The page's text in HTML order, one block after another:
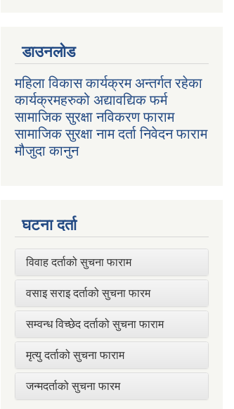
डाउनलोड
महिला विकास कार्यक्रम अन्तर्गत रहेका
कार्यक्रमहरुको अद्यावद्यिक फर्म
सामाजिक सुरक्षा नविकरण फाराम
सामाजिक सुरक्षा नाम दर्ता निवेदन फाराम
मौजुदा कानुन
घटना दर्ता
विवाह दर्ताको सुचना फाराम
वसाइ सराइ दर्ताको सुचना फारम
सम्वन्ध विच्छेद दर्ताको सुचना फाराम
मृत्यु दर्ताको सुचना फाराम
जन्मदर्ताको सुचना फारम